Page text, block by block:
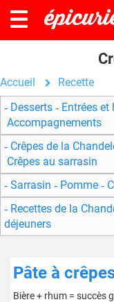
Accueil
Recette
Desserts
Entrées et
Accompagnements
Crêpes de la
Crêpes au sarrasin
Sarrasin
Pomme
Recettes de la
déjeuners
Pâte à
Bière + rhum = succès